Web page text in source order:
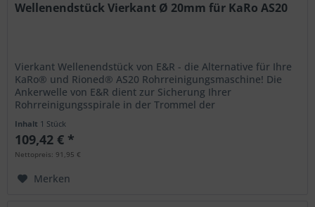
Wellenendstück Vierkant Ø 20mm für KaRo AS20
Vierkant Wellenendstück von E&R - die Alternative für Ihre
KaRo® und Rioned® AS20 Rohrreinigungsmaschine! Die
Ankerwelle von E&R dient zur Sicherung Ihrer
Rohrreinigungsspirale in der Trommel der
Inhalt 1 Stück
109,42 € *
Nettopreis: 91,95 €
Merken